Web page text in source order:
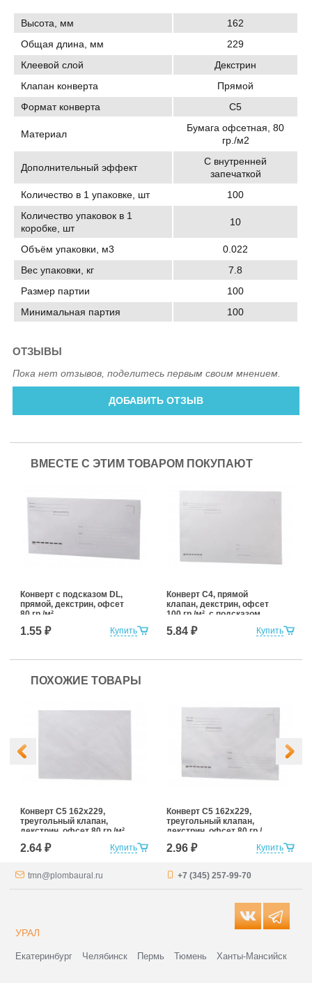
Высота, мм
162
Общая длина, мм
229
Клеевой слой
Декстрин
Клапан конверта
Прямой
Формат конверта
C5
Материал
Бумага офсетная, 80
гр./м2
Дополнительный эффект
С внутренней
запечаткой
Количество в 1 упаковке, шт
100
Количество упаковок в 1
коробке, шт
10
Объём упаковки, м3
0.022
Вес упаковки, кг
7.8
Размер партии
100
Минимальная партия
100
ОТЗЫВЫ
Пока нет отзывов, поделитесь первым своим мнением.
ДОБАВИТЬ ОТЗЫВ
ВМЕСТЕ С ЭТИМ ТОВАРОМ ПОКУПАЮТ
Купить
Конверт с подсказом DL,
прямой, декстрин, офсет
80 гр./м²
1.55 ₽ Купить
Конверт С4, прямой
клапан, декстрин, офсет
100 гр./м², с подсказом
5.84 ₽
ПОХОЖИЕ ТОВАРЫ
Купить
Конверт С5 162x229,
треугольный клапан,
декстрин, офсет 80 гр./м²
2.64 ₽ Купить
Конверт С5 162x229,
треугольный клапан,
декстрин, офсет 80 гр./
м², с подсказом
2.96 ₽
tmn@plombaural.ru +7 (345) 257-99-70
УРАЛ
Екатеринбург Челябинск Пермь Тюмень Ханты-Мансийск